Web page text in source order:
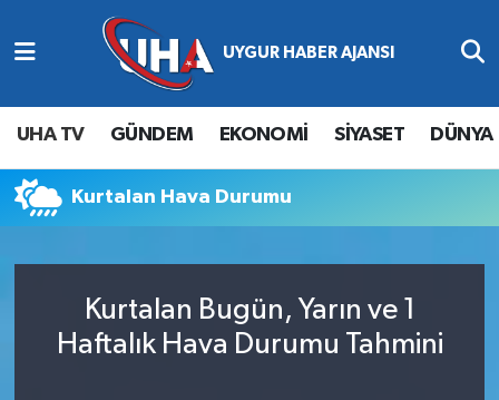
UHA TV GÜNDEM EKONOMİ SİYASET DÜNYA
Kurtalan Hava Durumu
Kurtalan Bugün, Yarın ve 1
Haftalık Hava Durumu Tahmini
Abone Ol
Gündem
Ekonomi
Siyaset
Nöbetçi Eczaneler
Hava Durumu
Namaz Vakitleri
Süper Lig Puan Durumu ve Fikstür